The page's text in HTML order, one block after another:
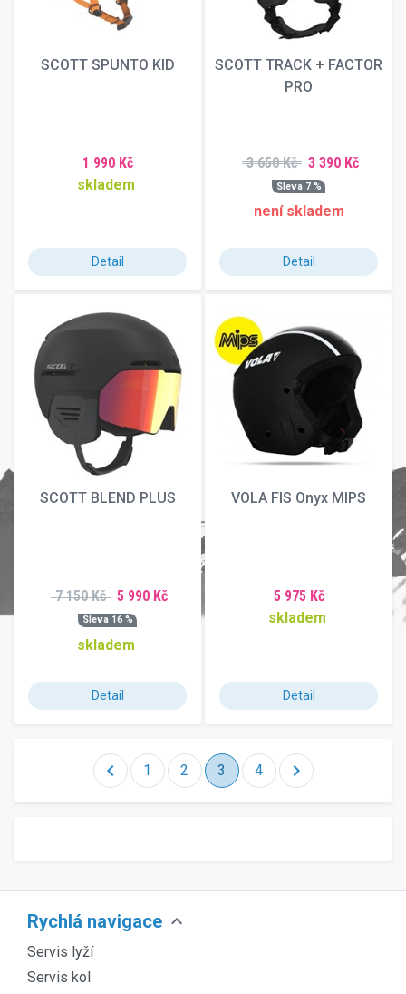
SCOTT SPUNTO KID
1 990 Kč
skladem
Detail
SCOTT TRACK + FACTOR
PRO
3 650 Kč 3 390 Kč
Sleva 7 %
není skladem
Detail
SCOTT BLEND PLUS
7 150 Kč 5 990 Kč
Sleva 16 %
skladem
Detail
VOLA FIS Onyx MIPS
5 975 Kč
skladem
Detail
chevron_left 1 2 3 4 chevron_right
Rychlá navigace expand_more
Servis lyží
Servis kol